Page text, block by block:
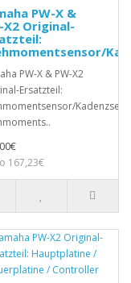
PW-X &
X2 Original-
PW-X & PW-X2
Ersatzteil:
167,23€